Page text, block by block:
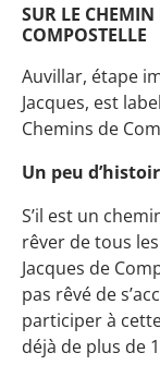
SUR LE CHEMIN
COMPOSTELLE
Auvillar, étape
Jacques, est
Chemins de
Un peu
S’il est un
rêver de tous
Jacques de
pas rêvé de
participer à
déjà de plus de